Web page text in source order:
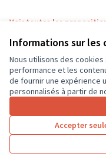
Informations sur les
Nous utilisons des
performance et les
de fournir une expérience
personnalisés à partir de
Accepter
Voir toutes les
Conditions d'utilisation
Paramètres des cookies
CD37 sur X
(Lien externe)
CD37 sur Facebook
CD37 surCD37 sur
(Lien
Site réalisé grâce aulogiciel